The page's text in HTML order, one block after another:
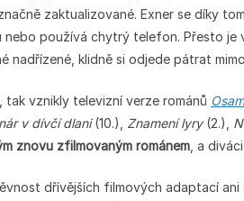
zaktualizované. Exner se díky
nebo používá chytrý telefon. Přesto
nadřízené, klidně si odjede pátrat
, tak vznikly televizní verze románů
v dívčí dlani(10.), Znamení lyry(2.),
znovu zfilmovaným románem , a
dřívějších filmových adaptací